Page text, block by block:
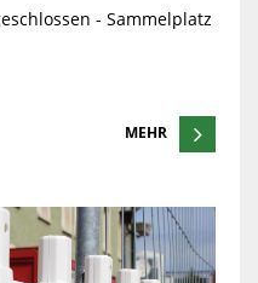
- Sammelplatz
MEHR